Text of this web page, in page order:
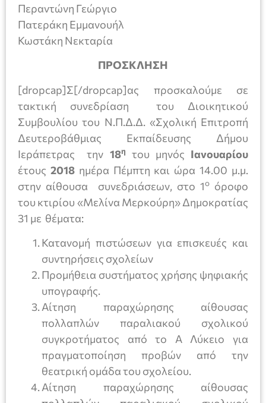
Περαντώνη Γεώργιο
Πατεράκη Εμμανουήλ
Κωστάκη Νεκταρία
ΠΡΟΣΚΛΗΣΗ
[dropcap]Σ[/dropcap]ας προσκαλούμε σε
τακτική συνεδρίαση του Διοικητικού
Συμβουλίου του Ν.Π.Δ.Δ. «Σχολική Επιτροπή
Δευτεροβάθμιας Εκπαίδευσης Δήμου
Ιεράπετρας την 18η του μηνός Ιανουαρίου
έτους 2018ημέρα Πέμπτη και ώρα 14.00 μ.μ.
στην αίθουσα συνεδριάσεων, στο 1οόροφο
του κτιρίου «Μελίνα Μερκούρη» Δημοκρατίας
31 με θέματα:
Κατανομή πιστώσεων για επισκευές και
συντηρήσεις σχολείων
Προμήθεια συστήματος χρήσης ψηφιακής
υπογραφής.
Αίτηση παραχώρησης αίθουσας
πολλαπλών παραλιακού σχολικού
συγκροτήματος από το Α Λύκειο για
πραγματοποίηση προβών από την
θεατρική ομάδα του σχολείου.
Αίτηση παραχώρησης αίθουσας